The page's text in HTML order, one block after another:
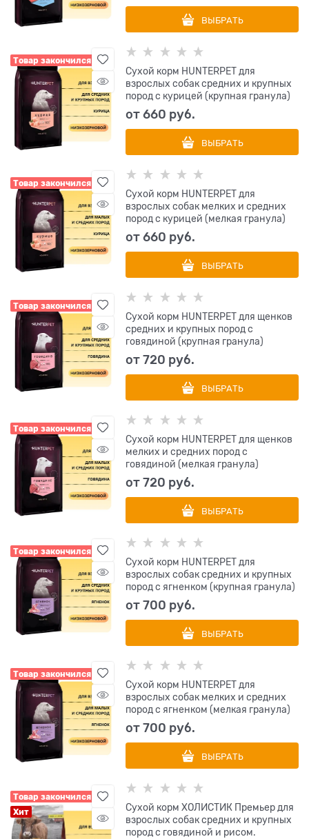
ВЫБРАТЬ
Товар закончился
Сухой корм HUNTERPET для
взрослых собак средних и крупных
пород с курицей (крупная гранула)
от660 руб.
ВЫБРАТЬ
Товар закончился
Сухой корм HUNTERPET для
взрослых собак мелких и средних
пород с курицей (мелкая гранула)
от660 руб.
ВЫБРАТЬ
Товар закончился
Сухой корм HUNTERPET для щенков
средних и крупных пород с
говядиной (крупная гранула)
от720 руб.
ВЫБРАТЬ
Товар закончился
Сухой корм HUNTERPET для щенков
мелких и средних пород с
говядиной (мелкая гранула)
от720 руб.
ВЫБРАТЬ
Товар закончился
Сухой корм HUNTERPET для
взрослых собак средних и крупных
пород с ягненком (крупная гранула)
от700 руб.
ВЫБРАТЬ
Товар закончился
Сухой корм HUNTERPET для
взрослых собак мелких и средних
пород с ягненком (мелкая гранула)
от700 руб.
ВЫБРАТЬ
Товар закончился
Хит
Сухой корм ХОЛИСТИК Премьер для
взрослых собак средних и крупных
пород с говядиной и рисом.